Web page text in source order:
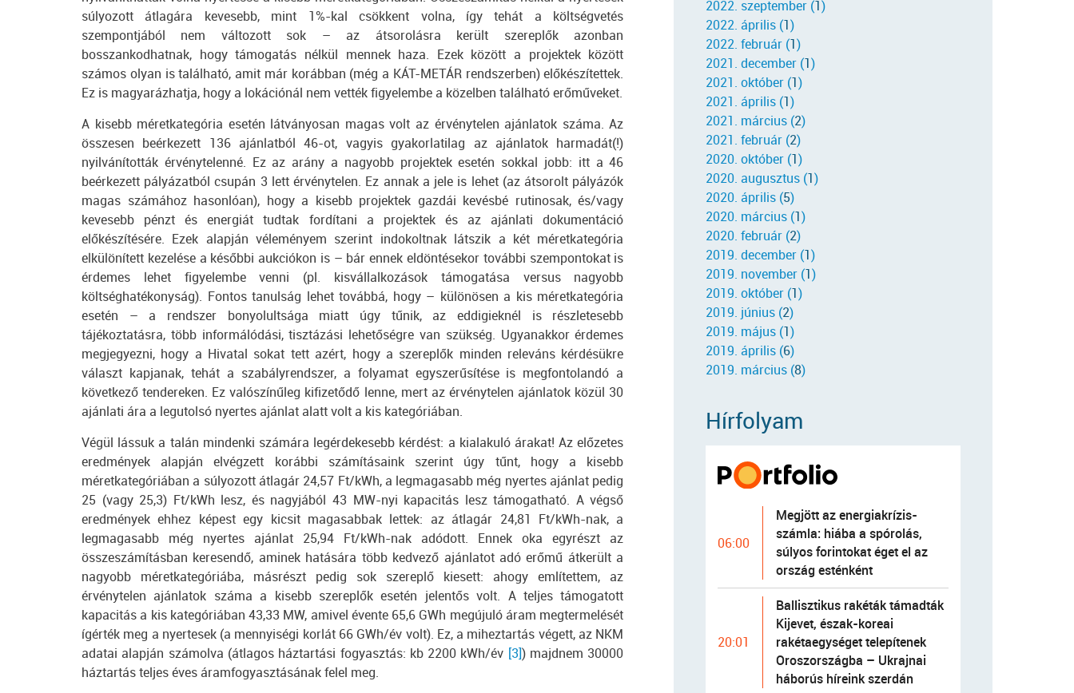
súlyozott átlagára kevesebb, mint 1%-kal csökkent volna, így tehát a költségvetés
szempontjából nem változott sok – az átsorolásra került szereplők azonban
bosszankodhatnak, hogy támogatás nélkül mennek haza. Ezek között a projektek között
számos olyan is található, amit már korábban (még a KÁT-METÁR rendszerben) előkészítettek.
Ez is magyarázhatja, hogy a lokációnál nem vették figyelembe a közelben található erőműveket.
A kisebb méretkategória esetén látványosan magas volt az érvénytelen ajánlatok száma. Az
összesen beérkezett 136 ajánlatból 46-ot, vagyis gyakorlatilag az ajánlatok harmadát(!)
nyilvánították érvénytelenné. Ez az arány a nagyobb projektek esetén sokkal jobb: itt a 46
beérkezett pályázatból csupán 3 lett érvénytelen. Ez annak a jele is lehet (az átsorolt pályázók
magas számához hasonlóan), hogy a kisebb projektek gazdái kevésbé rutinosak, és/vagy
kevesebb pénzt és energiát tudtak fordítani a projektek és az ajánlati dokumentáció
előkészítésére. Ezek alapján véleményem szerint indokoltnak látszik a két méretkategória
elkülönített kezelése a későbbi aukciókon is – bár ennek eldöntésekor további szempontokat is
érdemes lehet figyelembe venni (pl. kisvállalkozások támogatása versus nagyobb
költséghatékonyság). Fontos tanulság lehet továbbá, hogy – különösen a kis méretkategória
esetén – a rendszer bonyolultsága miatt úgy tűnik, az eddigieknél is részletesebb
tájékoztatásra, több informálódási, tisztázási lehetőségre van szükség. Ugyanakkor érdemes
megjegyezni, hogy a Hivatal sokat tett azért, hogy a szereplők minden releváns kérdésükre
választ kapjanak, tehát a szabályrendszer, a folyamat egyszerűsítése is megfontolandó a
következő tendereken. Ez valószínűleg kifizetődő lenne, mert az érvénytelen ajánlatok közül 30
ajánlati ára a legutolsó nyertes ajánlat alatt volt a kis kategóriában.
Végül lássuk a talán mindenki számára legérdekesebb kérdést: a kialakuló árakat! Az előzetes
eredmények alapján elvégzett korábbi számításaink szerint úgy tűnt, hogy a kisebb
méretkategóriában a súlyozott átlagár 24,57 Ft/kWh, a legmagasabb még nyertes ajánlat pedig
25 (vagy 25,3) Ft/kWh lesz, és nagyjából 43 MW-nyi kapacitás lesz támogatható. A végső
eredmények ehhez képest egy kicsit magasabbak lettek: az átlagár 24,81 Ft/kWh-nak, a
legmagasabb még nyertes ajánlat 25,94 Ft/kWh-nak adódott. Ennek oka egyrészt az
összeszámításban keresendő, aminek hatására több kedvező ajánlatot adó erőmű átkerült a
nagyobb méretkategóriába, másrészt pedig sok szereplő kiesett: ahogy említettem, az
érvénytelen ajánlatok száma a kisebb szereplők esetén jelentős volt. A teljes támogatott
kapacitás a kis kategóriában 43,33 MW, amivel évente 65,6 GWh megújuló áram megtermelését
ígérték meg a nyertesek (a mennyiségi korlát 66 GWh/év volt). Ez, a miheztartás végett, az NKM
adatai alapján számolva (átlagos háztartási fogyasztás: kb 2200 kWh/év [3]) majdnem 30000
háztartás teljes éves áramfogyasztásának felel meg.
2022. szeptember (1)
2022. április (1)
2022. február (1)
2021. december (1)
2021. október (1)
2021. április (1)
2021. március (2)
2021. február (2)
2020. október (1)
2020. augusztus (1)
2020. április (5)
2020. március (1)
2020. február (2)
2019. december (1)
2019. november (1)
2019. október (1)
2019. június (2)
2019. május (1)
2019. április (6)
2019. március (8)
Hírfolyam
06:00
Megjött az energiakrízis-
számla: hiába a spórolás,
súlyos forintokat éget el az
ország esténként
20:01
Ballisztikus rakéták támadták
Kijevet, észak-koreai
rakétaegységet telepítenek
Oroszországba – Ukrajnai
háborús híreink szerdán